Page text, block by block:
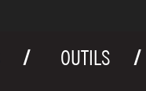
OUTILS